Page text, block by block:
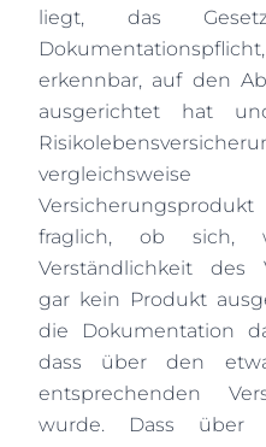
liegt, das
erkennbar, auf den
ausgerichtet hat
fraglich, ob sich,
Verständlichkeit des
gar kein Produkt
die Dokumentation
dass über den
entsprechenden
wurde. Dass über